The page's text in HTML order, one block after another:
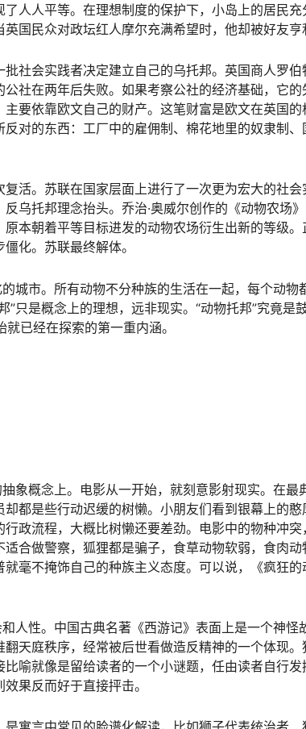
人人平等。在理想制度的保护下，小岛上的居民充
国民众对政坛红人摩尔充满希望时，他却被好友亨
社会实践者决定建立自己的乌托邦。英国商人罗伯
社在两年后失败。如果考察公社的经济基础，它
要依靠欧文自己的财产。这笔财富是欧文在英国
对的东西：工厂中的雇佣制、棉花地里的奴隶制、
活。苏联在国家层面上进行了一次更为宏大的社会
乌托邦理念抬头。乔治·奥威尔创作的《动物农场
本朝着平等目标进发的动物农场衍生出新的等级。
化。苏联最终解体。
城市。所有动物不分种族的生活在一起，每个动物
只是概念上的理想，远非现实。“动物托邦”究竟是
已经在探索的第一重内涵。
象概念上。电影从一开始，就刻意影射现实。在最
都是些行动迟缓的树懒。小朋友们看到银幕上的
政流程，大概比树懒还要差劲。电影中的物种冲突
合做警察，狐狸都是骗子，食草动物软弱，食肉
毫不掩饰自己的种族主义态度。可以说，《疯狂
人性。中国古典名著《西游记》表面上是一个神怪
天庭秩序，经常被后世看做造反精神的一个体现。
喻就像是留给读者的一个小谜题，任由读者自行
果反而好于直接抨击。